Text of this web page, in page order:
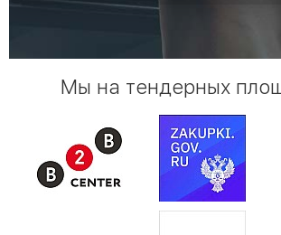
Мы на тендерных